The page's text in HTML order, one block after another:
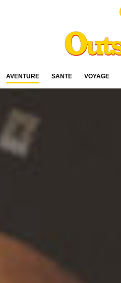
AVENTURE SANTÉ VOYAGE